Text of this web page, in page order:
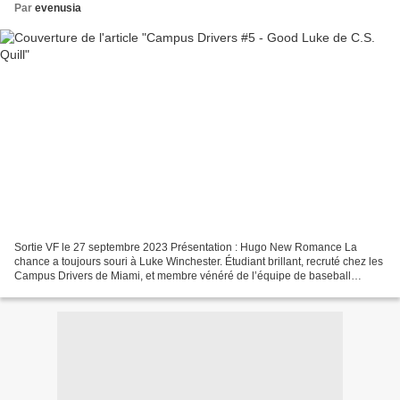
Par evenusia
Sortie VF le 27 septembre 2023 Présentation : Hugo New Romance La
chance a toujours souri à Luke Winchester. Étudiant brillant, recruté chez les
Campus Drivers de Miami, et membre vénéré de l’équipe de baseball